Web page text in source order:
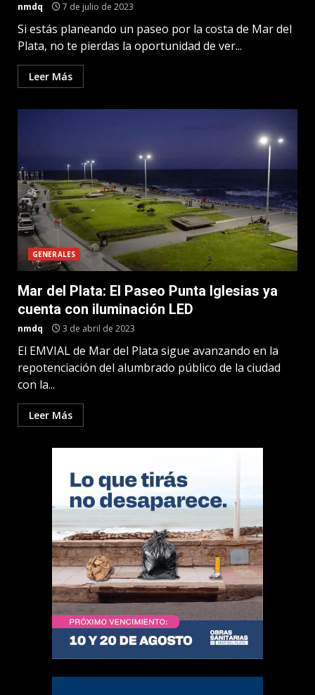
nmdq 7 de julio de 2023
Si estás planeando un paseo por la costa de Mar del
Plata, no te pierdas la oportunidad de ver...
Leer Más
GENERALES
Mar del Plata: El Paseo Punta Iglesias ya
cuenta con iluminación LED
nmdq 3 de abril de 2023
El EMVIAL de Mar del Plata sigue avanzando en la
repotenciación del alumbrado público de la ciudad
con la...
Leer Más